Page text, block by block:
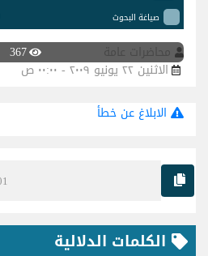
صياغة البحوث
محاضرات عامة
الاثنين ٢٢ يونيو ٢٠٠٩ - ٠٠:٠٠ ص
367
الابلاغ عن خطأ
الكلمات الدلالية